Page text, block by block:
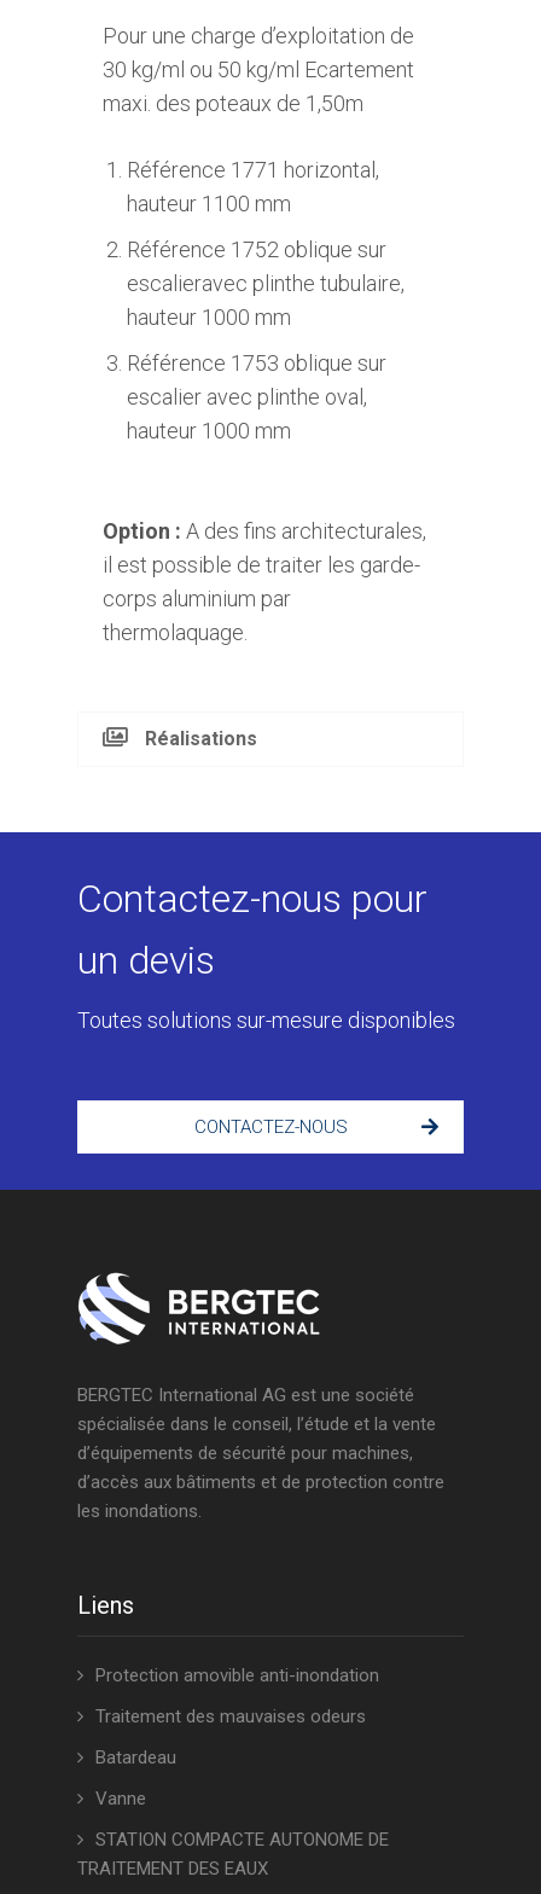
Pour une charge d’exploitation de
30 kg/ml ou 50 kg/ml Ecartement
maxi. des poteaux de 1,50m
Référence 1771 horizontal,
hauteur 1100 mm
Référence 1752 oblique sur
escalieravec plinthe tubulaire,
hauteur 1000 mm
Référence 1753 oblique sur
escalier avec plinthe oval,
hauteur 1000 mm
Option : A des fins architecturales,
il est possible de traiter les garde-
corps aluminium par
thermolaquage.
Réalisations
Contactez-nous pour
un devis
Toutes solutions sur-mesure disponibles
CONTACTEZ-NOUS
BERGTEC International AG est une société
spécialisée dans le conseil, l’étude et la vente
d’équipements de sécurité pour machines,
d’accès aux bâtiments et de protection contre
les inondations.
Liens
Protection amovible anti-inondation
Traitement des mauvaises odeurs
Batardeau
Vanne
STATION COMPACTE AUTONOME DE
TRAITEMENT DES EAUX